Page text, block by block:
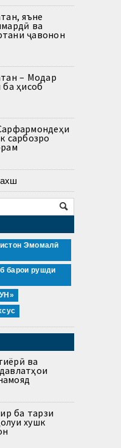
яъне
ва
ҷавонон
– Модар
ҳисоб
сарбозро
Эмомалӣ
барои рушди
ва
ба тарзи
хушк